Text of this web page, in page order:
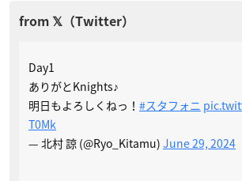
Day1
ありがとKnights♪
明日もよろしくねっ！ #スタフォニ
T0Mk
— 北村 諒 (@Ryo_Kitamu) June 29, 2024